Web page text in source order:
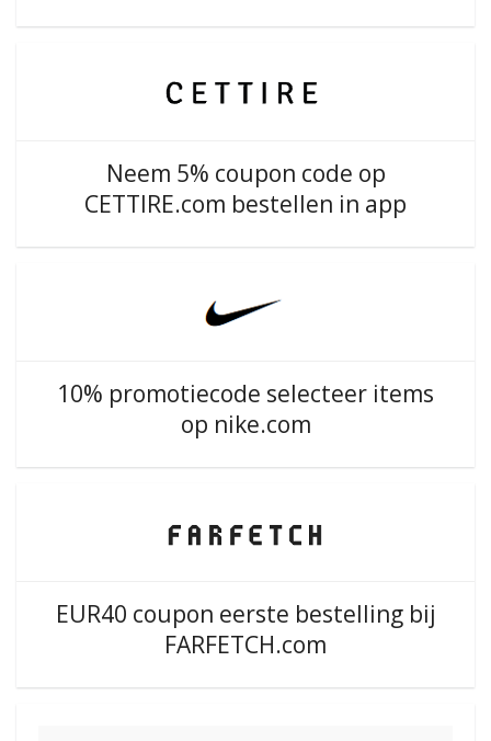
Neem 5% coupon code op
CETTIRE.com bestellen in app
10% promotiecode selecteer items
op nike.com
EUR40 coupon eerste bestelling bij
FARFETCH.com